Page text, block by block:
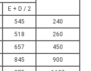
E + D / 2
545
240
518
260
657
450
845
900